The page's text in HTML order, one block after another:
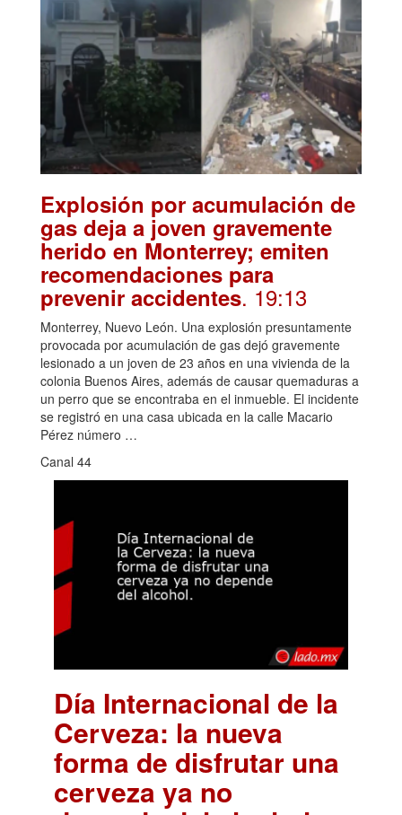
Explosión por acumulación de
gas deja a joven gravemente
herido en Monterrey; emiten
recomendaciones para
prevenir accidentes. 19:13
Monterrey, Nuevo León. Una explosión presuntamente
provocada por acumulación de gas dejó gravemente
lesionado a un joven de 23 años en una vivienda de la
colonia Buenos Aires, además de causar quemaduras a
un perro que se encontraba en el inmueble. El incidente
se registró en una casa ubicada en la calle Macario
Pérez número …
Canal 44
Día Internacional de la
Cerveza: la nueva
forma de disfrutar una
cerveza ya no